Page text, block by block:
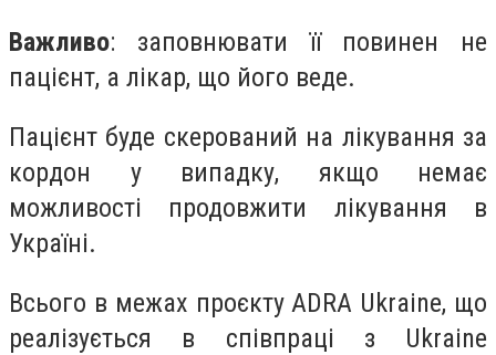
Важливо: заповнювати її повинен не
пацієнт, а лікар, що його веде.
Пацієнт буде скерований на лікування за
кордон у випадку, якщо немає
можливості продовжити лікування в
Україні.
Всього в межах проєкту ADRA Ukraine, що
реалізується в співпраці з Ukraine